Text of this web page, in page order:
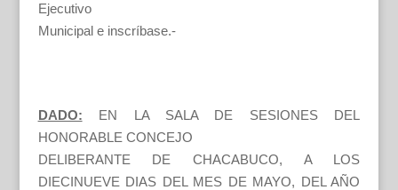
Ejecutivo
Municipal e inscríbase.-
DADO:
EN LA SALA DE SESIONES DEL
HONORABLE CONCEJO
DELIBERANTE DE CHACABUCO, A LOS
DIECINUEVE DIAS DEL MES DE MAYO, DEL AÑO